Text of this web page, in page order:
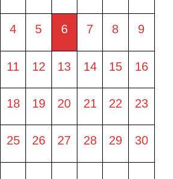
4 5 6 7 8 9
11 12 13 14 15 16
18 19 20 21 22 23
25 26 27 28 29 30